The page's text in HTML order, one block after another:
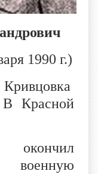
1990 г.)
В Красной